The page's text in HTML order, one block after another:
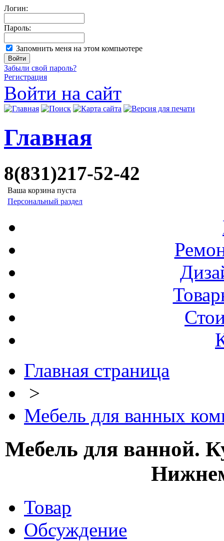
Логин:
Пароль:
Запомнить меня на этом компьютере
Забыли свой пароль?
Регистрация
Войти на сайт
Главная
8(831)217-52-42
Ваша корзина пуста
Персональный раздел
Главная страница
>
Мебель для ванных
Мебель для ванной.
Товар
Обсуждение